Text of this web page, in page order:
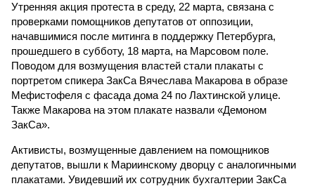
Утренняя акция протеста в среду, 22 марта, связана с
проверками помощников депутатов от оппозиции,
начавшимися после митинга в поддержку Петербурга,
прошедшего в субботу, 18 марта, на Марсовом поле.
Поводом для возмущения властей стали плакаты с
портретом спикера ЗакСа Вячеслава Макарова в образе
Мефистофеля с фасада дома 24 по Лахтинской улице.
Также Макарова на этом плакате назвали «Демоном
ЗакСа».
Активисты, возмущенные давлением на помощников
депутатов, вышли к Мариинскому дворцу с аналогичными
плакатами. Увидевший их сотрудник бухгалтерии ЗакСа